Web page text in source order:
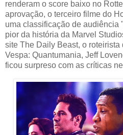
renderam o score baixo no
aprovação, o terceiro filme do
uma classificação de audiência
pior da história da Marvel
site The Daily Beast, o roteirista
Vespa: Quantumania, Jeff
ficou surpreso com as críticas